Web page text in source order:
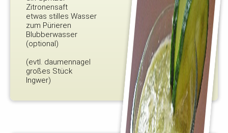
Zitronensaft
etwas stilles Wasser
zum Pürieren
Blubberwasser
(optional)
(evtl. daumennagel
großes Stück
Ingwer)